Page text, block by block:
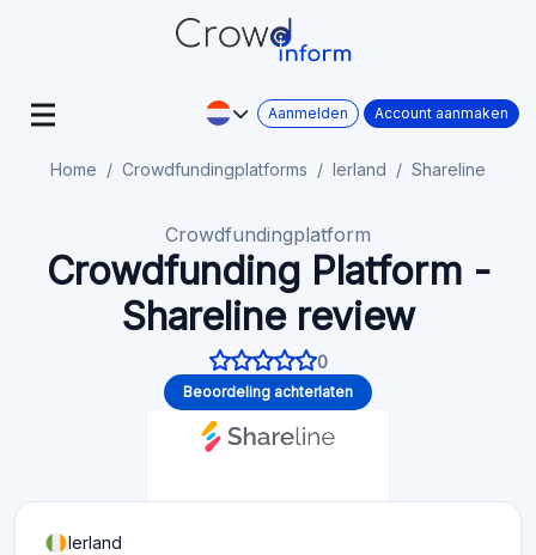
Aanmelden Account aanmaken
Home Crowdfundingplatforms Ierland Shareline
Crowdfundingplatform
Crowdfunding Platform -
Shareline review
0
Beoordeling achterlaten
Ierland